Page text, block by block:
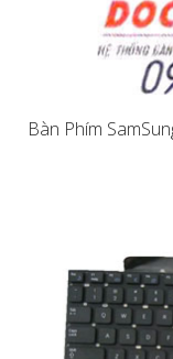
Bàn Phím